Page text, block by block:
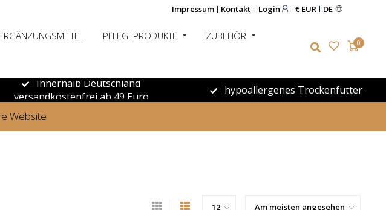
Impressum Kontakt Login € EUR DE
ERGÄNZUNGSMITTEL PFLEGEPRODUKTE
ZUBEHÖR
0
Innerhalb Deutschland
versandkostenfrei ab 49 Euro
hypoallergenes Trockenfutter
Website